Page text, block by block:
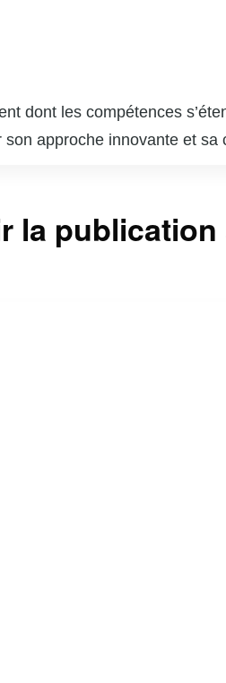
dont les compétences
approche innovante et
communication fluide et
la